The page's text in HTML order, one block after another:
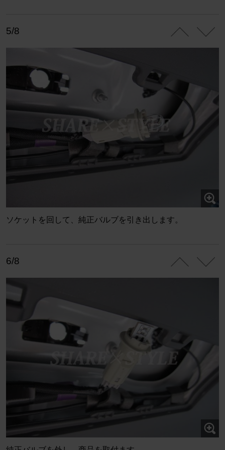
5/8
ソケットを回して、純正バルブを引き出します。
6/8